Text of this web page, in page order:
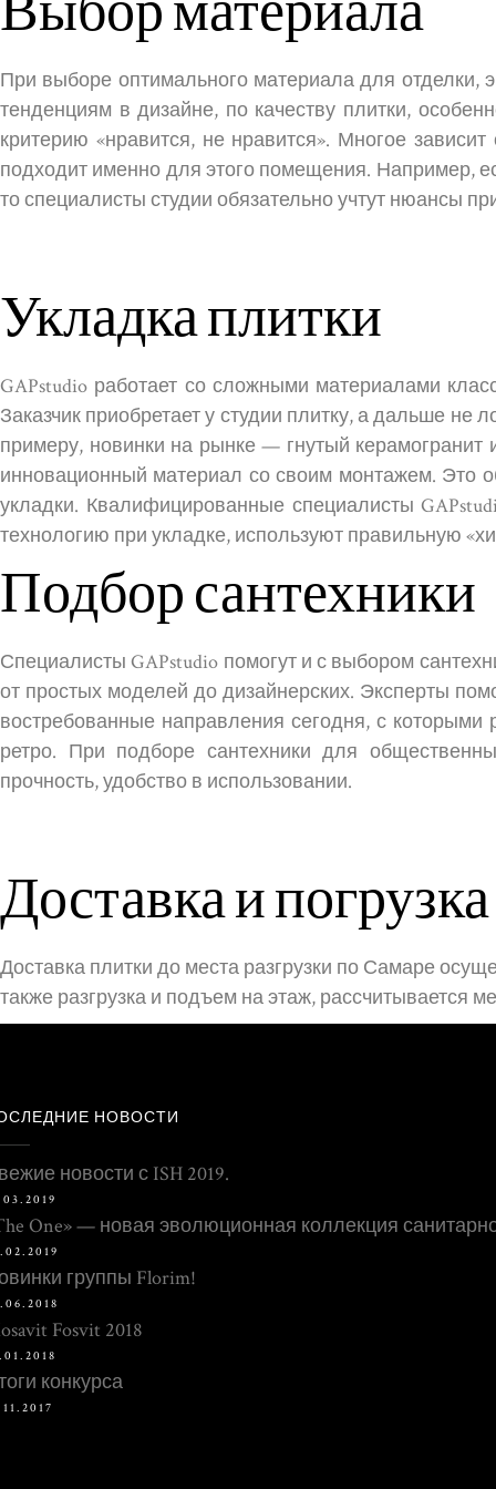
Выбор материала
При выборе оптимального материала для отделки,
тенденциям в дизайне, по качеству плитки,
критерию «нравится, не нравится». Многое
подходит именно для этого помещения. Например,
то специалисты студии обязательно учтут нюансы
Укладка плитки
GAPstudio работает со сложными материалами
Заказчик приобретает у студии плитку, а дальше не
примеру, новинки на рынке — гнутый керамогранит
инновационный материал со своим монтажем. Это
укладки. Квалифицированные специалисты
технологию при укладке, используют правильную
Подбор сантехники
Специалисты GAPstudio помогут и с выбором
от простых моделей до дизайнерских. Эксперты
востребованные направления сегодня, с которыми
ретро. При подборе сантехники для
прочность, удобство в использовании.
Доставка и погрузка
Доставка плитки до места разгрузки по Самаре
также разгрузка и подъем на этаж, рассчитывается
НОВОСТИ
новости с ISH 2019.
One» — новая эволюционная коллекция
группы Florim!
Fosvit 2018
конкурса